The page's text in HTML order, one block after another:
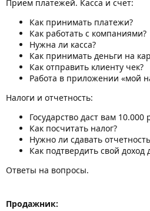
Прием платежей. Касса и счет:
Как принимать платежи?
Как работать с компаниями?
Нужна ли касса?
Как принимать деньги на
Как отправить клиенту чек?
Работа в приложении «мой
Налоги и отчетность:
Государство даст вам 10.000
Как посчитать налог?
Нужно ли сдавать
Как подтвердить свой доход
Ответы на вопросы.
Продажник: